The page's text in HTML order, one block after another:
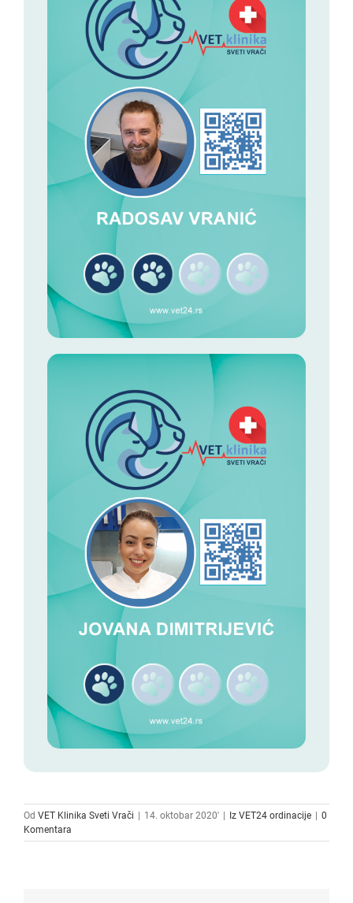
Od VET Klinika Sveti Vrači | 14. oktobar 2020' | Iz VET24 ordinacije | 0
Komentara